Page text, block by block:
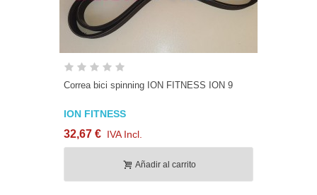
Correa bici spinning ION FITNESS ION 9
ION FITNESS
32,67 € IVA Incl.
Añadir al carrito